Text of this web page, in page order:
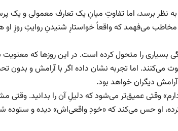
نظر برسد، اما تفاوتِ میانِ یک تعارف معمولی و یک
می‌فهمد که واقعاً خواستارِ شنیدنِ روایتِ روزِ او
بسیاری را متحول کرده است. در این روزها که
می‌کنند. اما تجربه نشان داده اگر با آرامش و بدون
دیگران خواهد بود.
وقتی عمیق‌تر می‌شود که دلیلِ آن را بدانید. وقتی
او حس می‌کند که «خودِ واقعی‌اش» دیده و ستوده